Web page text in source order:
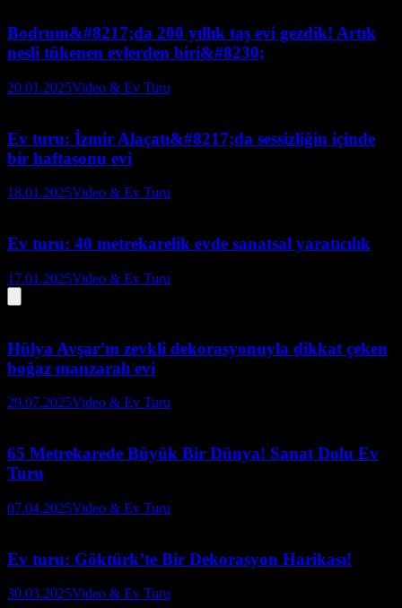
Bodrum&#8217;da 200 yıllık taş evi gezdik! Artık
nesli tükenen evlerden biri&#8230;
20.01.2025Video & Ev Turu
Ev turu: İzmir Alaçatı&#8217;da sessizliğin içinde
bir haftasonu evi
18.01.2025Video & Ev Turu
Ev turu: 40 metrekarelik evde sanatsal yaratıcılık
17.01.2025Video & Ev Turu
Hülya Avşar’ın zevkli dekorasyonuyla dikkat çeken
boğaz manzaralı evi
29.07.2025Video & Ev Turu
65 Metrekarede Büyük Bir Dünya! Sanat Dolu Ev
Turu
07.04.2025Video & Ev Turu
Ev turu: Göktürk’te Bir Dekorasyon Harikası!
30.03.2025Video & Ev Turu